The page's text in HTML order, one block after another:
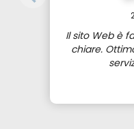
Il sito Web è
chiare.